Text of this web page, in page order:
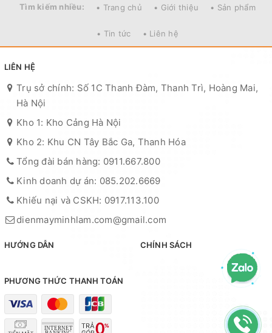
Tìm kiếm nhiều: • Trang chủ • Giới thiệu • Sản phẩm
• Tin tức • Liên hệ
LIÊN HỆ
Trụ sở chính: Số 1C Thanh Đàm, Thanh Trì, Hoàng Mai,
Hà Nội
Kho 1: Kho Cảng Hà Nội
Kho 2: Khu CN Tây Bắc Ga, Thanh Hóa
Tổng đài bán hàng: 0911.667.800
Kinh doanh dự án: 085.202.6669
Khiếu nại và CSKH: 0917.113.100
dienmayminhlam.com@gmail.com
HƯỚNG DẪN CHÍNH SÁCH
PHƯƠNG THỨC THANH TOÁN